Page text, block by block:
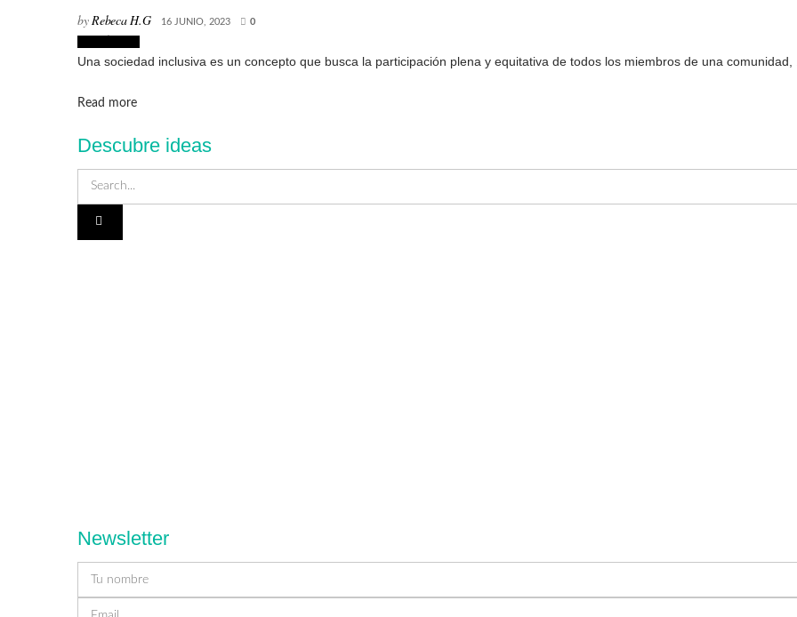
byRebeca H.G 16 JUNIO, 2023 0
Una sociedad inclusiva es un concepto que busca la participación plena y equitativa de todos los miembros de una comunidad,
Read moreDetails
Descubre ideas
Newsletter